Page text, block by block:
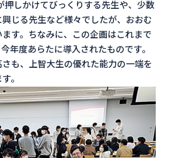
押しかけてびっくりする先生や、少数
じる先生など様々でしたが、おおむ
す。ちなみに、この企画はこれまで
年度あらたに導入されたものです。
も、上智大生の優れた能力の一端を
。